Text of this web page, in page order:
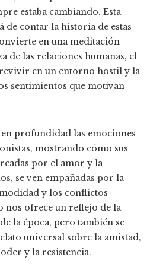
estaba cambiando. Esta
de contar la historia de estas
en una meditación
de las relaciones humanas, el
en un entorno hostil y la
sentimientos que motivan
profundidad las emociones
mostrando cómo sus
por el amor y la
se ven empañadas por la
y los conflictos
nos ofrece un reflejo de la
la época, pero también se
universal sobre la amistad,
y la resistencia.